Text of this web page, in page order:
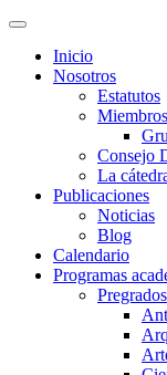
Inicio
Nosotros
Estatutos
Miembros
Consejo
La
Publicaciones
Noticias
Blog
Calendario
Programas
Pregrados